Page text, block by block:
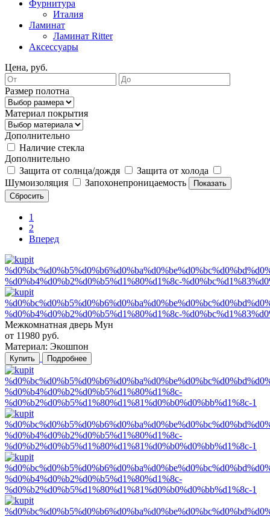
Фурнитура
Италия
Ламинат
Ламинат Ritter
Аксессуары
Цена, руб.
Размер полотна
Материал покрытия
Дополнительно
Наличие стекла
Дополнительно
Защита от солнца/дождя
Защита от холода
Шумоизоляция
Запохонепроницаемость
Показать
Сбросить
1
2
Вперед
Межкомнатная дверь Мун
от 11980 руб.
Материал: Экошпон
Купить Подробнее